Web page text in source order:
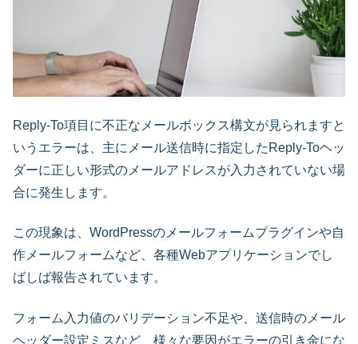
Reply-To項目に不正なメールボックス構文が見られますと
いうエラーは、主にメール送信時に指定したReply-Toヘッ
ダーに正しい形式のメールアドレスが入力されていない場
合に発生します。
この現象は、WordPressのメールフォームプラグインや自
作メールフォームなど、各種Webアプリケーションでし
ばしば報告されています。
フォーム入力値のバリデーション不足や、送信時のメール
ヘッダー設定ミスなど、様々な要因がエラーの引き金にな